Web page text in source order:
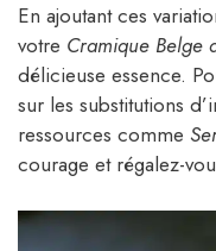
En ajoutant ces
votre Cramique Belge
délicieuse essence.
sur les substitutions
ressources comme
courage et régalez-